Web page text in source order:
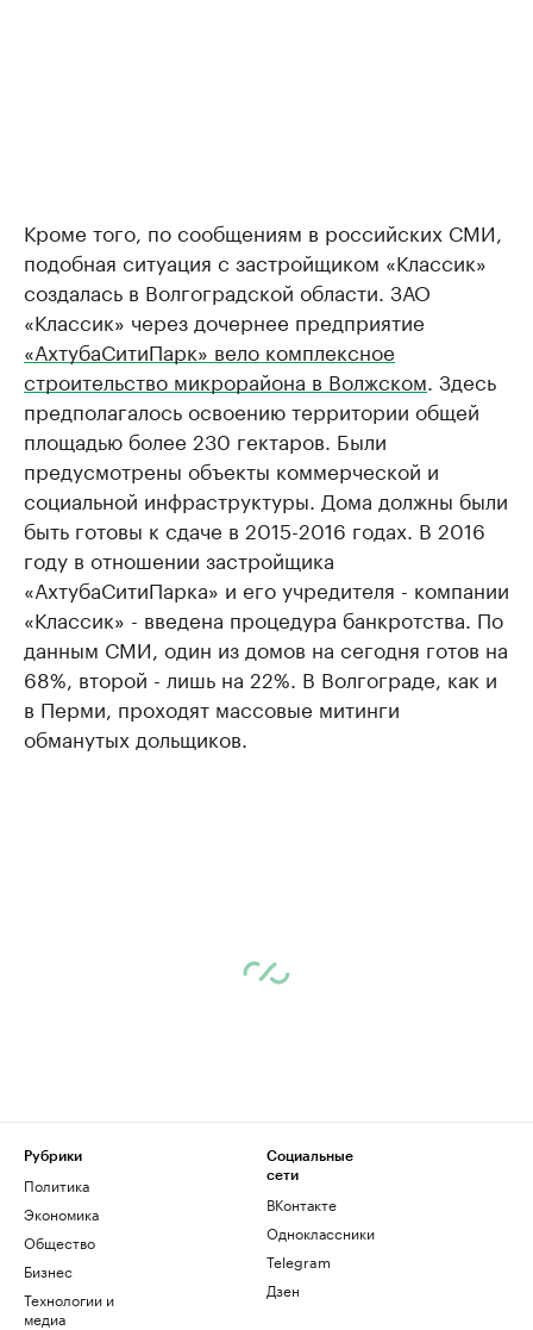
Кроме того, по сообщениям в российских СМИ,
подобная ситуация с застройщиком «Классик»
создалась в Волгоградской области. ЗАО
«Классик» через дочернее предприятие
«АхтубаСитиПарк» вело комплексное
строительство микрорайона в Волжском . Здесь
предполагалось освоению территории общей
площадью более 230 гектаров. Были
предусмотрены объекты коммерческой и
социальной инфраструктуры. Дома должны были
быть готовы к сдаче в 2015-2016 годах. В 2016
году в отношении застройщика
«АхтубаСитиПарка» и его учредителя - компании
«Классик» - введена процедура банкротства. По
данным СМИ, один из домов на сегодня готов на
68%, второй - лишь на 22%. В Волгограде, как и
в Перми, проходят массовые митинги
обманутых дольщиков.
Рубрики
Политика
Экономика
Общество
Бизнес
Технологии и
медиа
Социальные
сети
ВКонтакте
Одноклассники
Telegram
Дзен